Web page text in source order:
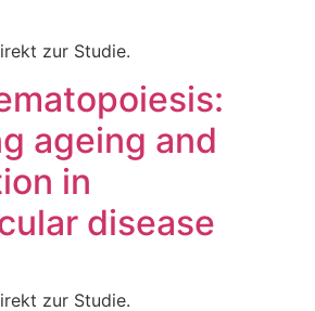
zur Studie.
ageing and
in
disease
zur Studie.